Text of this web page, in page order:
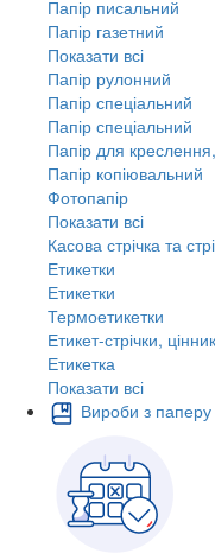
Папір писальний
Папір газетний
Показати всі
Папір рулонний
Папір спеціальний
Папір спеціальний
Папір для
Папір копіювальний
Фотопапір
Показати всі
Касова стрічка та
Етикетки
Етикетки
Термоетикетки
Етикет-стрічки,
Етикетка
Показати всі
Вироби з паперу